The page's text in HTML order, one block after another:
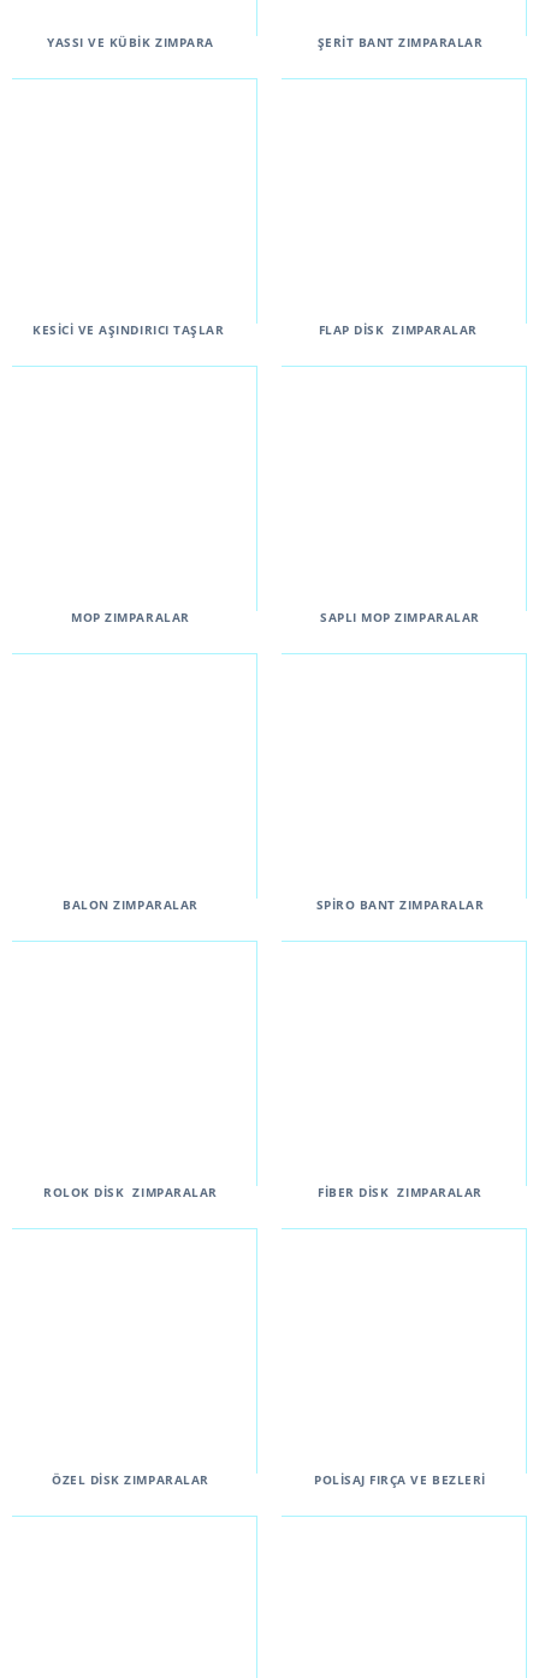
YASSI VE KÜBİK ZIMPARA ŞERİT BANT ZIMPARALAR
KESİCİ VE AŞINDIRICITAŞLAR FLAP DİSKZIMPARALAR
MOP ZIMPARALAR SAPLI MOP ZIMPARALAR
BALON ZIMPARALAR SPİRO BANT ZIMPARALAR
ROLOK DİSK ZIMPARALAR FİBER DİSK ZIMPARALAR
ÖZEL DİSK ZIMPARALAR POLİSAJ FIRÇA VE BEZLERİ